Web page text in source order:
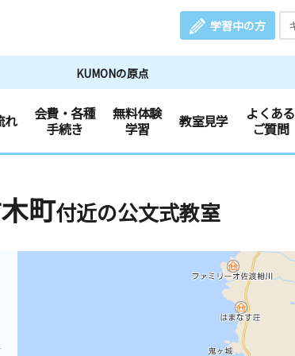
学習中の方
KUMONの原点
れ
会費・各種
手続き
無料体験
学習
教室見学
よくある
ご質問
町付近の公文式教室